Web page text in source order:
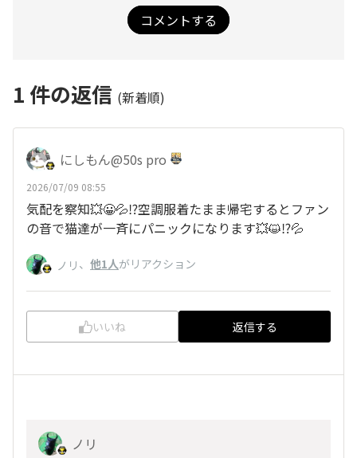
コメントする
1 件の返信 (新着順)
にしもん@50s pro
2026/07/09 08:55
気配を察知💥😀💦⁉️空調服着たまま帰宅するとファン
の音で猫達が一斉にパニックになります💥😺⁉️💦
ノリ 、 他1人がリアクション
いいね 返信する
ノリ